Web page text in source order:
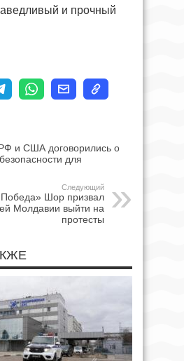
и прочный
и США договорились о
для
Следующий
Шор призвал
Молдавии выйти на
протесты